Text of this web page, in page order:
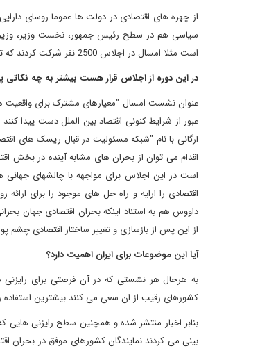
از چهره های اقتصادی در دولت ها عموما روسای
سیاسی هم در سطح رئیس جمهور، نخست وزیر،
است مثلا امسال در اجلاس 2500 نفر شرکت کردند که تنها 30 نفر از رهبران عالی رتبه سیاسی در میان آنان بودند.
در این دوره از اجلاس قرار هست بیشتر به چه نکاتی
عنوان نشست امسال "معیارهای مشترک برای واقعیت
عبور از شرایط کنونی اقتصاد بین الملل دست پیدا
ارگانی با نام "شبکه مسئولیت در قبال ریسک های
اقدام می توان از بحران های مشابه آینده در بخش
است در این اجلاس برای مواجهه با چالشهای جهانی
اقتصادی را ارایه و راه حل های موجود را برای
داووس هم به استناد اینکه بحران اقتصادی جهان
از این پس از بازسازی و تغییر ساختار اقتصادی چشم
آیا این موضوعات برای ایران اهمیت دارد؟
به هرحال هر نشستی که در آن فرصتی برای
کشورهای رقیب از ان سعی می کنند بیشترین
بنابر اخبار منتشر شده و همچنین سطح رایزنی
بینی می کردند نمایندگان کشورهای موفق در بحران